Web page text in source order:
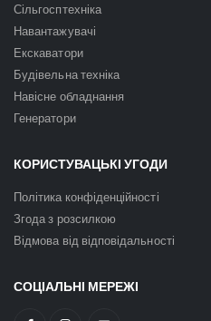
Сільгосптехніка
Навантажувачі
Екскаватори
Будівельна техніка
Навісне обладнання
Генератори
КОРИСТУВАЦЬКІ УГОДИ
Політика конфіденційності
Згода з розсилкою
Відмова від відповідальності
СОЦІАЛЬНІ МЕРЕЖІ